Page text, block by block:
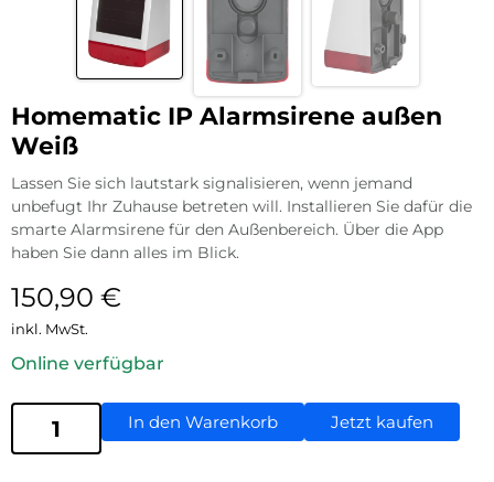
Homematic IP Alarmsirene außen
Weiß
Lassen Sie sich lautstark signalisieren, wenn jemand
unbefugt Ihr Zuhause betreten will. Installieren Sie dafür die
smarte Alarmsirene für den Außenbereich. Über die App
haben Sie dann alles im Blick.
150,90 €
inkl. MwSt.
Online verfügbar
In den Warenkorb Jetzt kaufen